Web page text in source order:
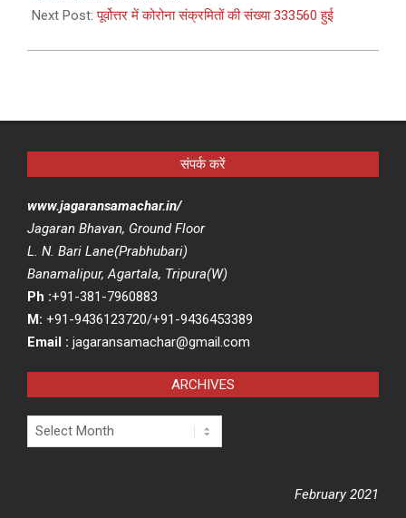
Next Post:पूर्वोत्तर में कोरोना संक्रमितों की संख्या 333560 हुई
संपर्क करें
www.jagaransamachar.in/
Jagaran Bhavan, Ground Floor
L. N. Bari Lane(Prabhubari)
Banamalipur, Agartala, Tripura(W)
Ph :+91-381-7960883
M: +91-9436123720/+91-9436453389
Email : jagaransamachar@gmail.com
ARCHIVES
Archives
February 2021